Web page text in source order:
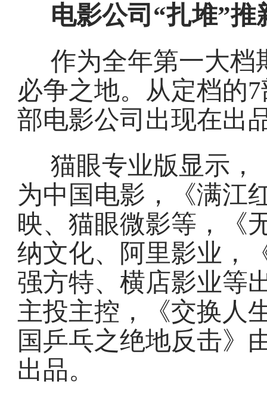
电影公司“扎堆”
作为全年第一大档
必争之地。从定档的
部电影公司出现在出
猫眼专业版显示，
为中国电影，《满江
映、猫眼微影等，《
纳文化、阿里影业，
强方特、横店影业等
主投主控，《交换人
国乒乓之绝地反击》
出品。